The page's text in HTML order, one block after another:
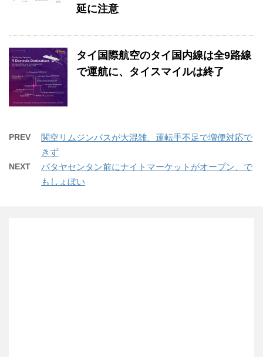
延に注意
タイ国際航空のタイ国内線は全9路線
で運航に、タイスマイルは終了
PREV
関空リムジンバスが大混雑、運転手不足で増便対応で
きず
NEXT
パタヤセンタン前にナイトマーケットがオープン、で
もしょぼい